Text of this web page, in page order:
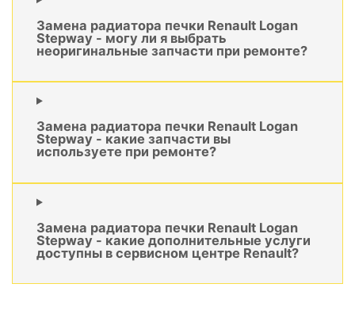
Замена радиатора печки Renault Logan
Stepway - могу ли я выбрать
неоригинальные запчасти при ремонте?
Замена радиатора печки Renault Logan
Stepway - какие запчасти вы
используете при ремонте?
Замена радиатора печки Renault Logan
Stepway - какие дополнительные услуги
доступны в сервисном центре Renault?